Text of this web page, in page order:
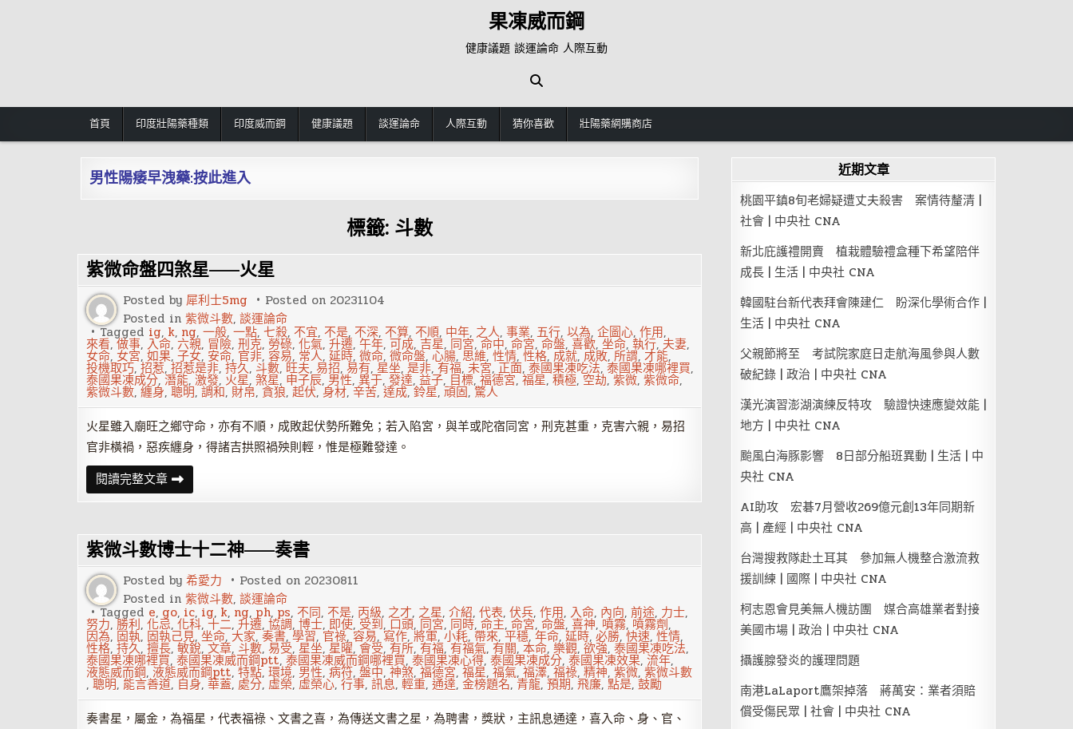
果凍威而鋼
健康議題 談運論命 人際互動
首頁 印度壯陽藥種類 印度威而鋼 健康議題 談運論命 人際互動 猜你喜歡 壯陽藥網購商店
男性陽痿早洩藥:按此進入
標籤: 斗數
紫微命盤四煞星——火星
Posted by 犀利士5mg Posted on 20231104
Posted in 紫微斗數, 談運論命
Tagged ig, k, ng, 一般, 一點, 七殺, 不宜, 不是, 不深, 不算, 不順, 中年, 之人, 事業, 五行, 以為, 企圖心, 作用,
來看,做事, 入命,六親, 冒險, 刑克, 勞碌, 化氣, 升遷, 午年, 可成, 吉星, 同宮,命中,命宮, 命盤, 喜歡, 坐命,執行,夫妻,
女命, 女宮, 如果, 子女, 安命, 官非, 容易, 常人, 延時, 微命, 微命盤,心腸,思維, 性情, 性格, 成就,成敗, 所謂,才能,
投機取巧,招惹, 招惹是非, 持久,斗數,旺夫, 易招, 易有, 星坐, 是非,有福, 未宮,正面,泰國果凍吃法,泰國果凍哪裡買,
泰國果凍成分,潛能,激發, 火星, 煞星, 申子辰,男性,異于, 發達, 益子, 目標, 福德宮,福星,積極,空劫,紫微, 紫微命,
紫微斗數,纏身,聰明,調和, 財帛,貪狼,起伏,身材,辛苦,達成,鈴星,頑固,驚人
火星雖入廟旺之鄉守命，亦有不順，成敗起伏勢所難免；若入陷宮，與羊或陀宿同宮，刑克甚重，克害六親，易招
官非橫禍，惡疾纏身，得諸吉拱照禍殃則輕，惟是極難發達。
閱讀完整文章紫
微
命
煞
星
——
火
星
紫微斗數博士十二神——奏書
Posted by 希愛力 Posted on 20230811
Posted in 紫微斗數, 談運論命
Tagged e, go, ic, ig, k, ng, ph, ps, 不同, 不是, 丙級, 之才, 之星, 介紹, 代表, 伏兵, 作用, 入命, 內向, 前途, 力士,
努力,勝利, 化忌, 化科, 十二, 升遷, 協調, 博士, 即使,受到,口頭,同宮, 同時, 命主, 命宮, 命盤,喜神,噴霧,噴霧劑,
因為, 固執, 固執己見,坐命, 大家,奏書,學習, 官祿,容易, 寫作,將軍,小耗,帶來, 平穩,年命, 延時,必勝,快速,性情,
性格, 持久, 擅長, 敏銳, 文章, 斗數,易受,星坐, 星曜,會受,有所,有福,有福氣,有關,本命, 樂觀, 欲強,泰國果凍吃法,
泰國果凍哪裡買, 泰國果凍威而鋼ptt,泰國果凍威而鋼哪裡買,泰國果凍心得,泰國果凍成分,泰國果凍效果,流年,
液態威而鋼,液態威而鋼ptt,特點, 環境,男性,病符,盤中, 神煞,福德宮,福星,福氣,福澤,福祿,精神,紫微,紫微斗數
,聰明,能言善道,自身,華蓋, 處分, 虛榮, 虛榮心,行事, 訊息,輕重,通達, 金榜題名,青龍, 預期,飛廉,點是,鼓勵
奏書星，屬金，為福星，代表福祿、文書之喜，為傳送文書之星，為聘書，獎狀，主訊息通達，喜入命、身、官、
近期文章
桃園平鎮8旬老婦疑遭丈夫殺害 案情待釐清 |
社會 | 中央社 CNA
新北庇護禮開賣 植栽體驗禮盒種下希望陪伴
成長 | 生活 | 中央社 CNA
韓國駐台新代表拜會陳建仁 盼深化學術合作 |
生活 | 中央社 CNA
父親節將至 考試院家庭日走航海風參與人數
破紀錄 | 政治 | 中央社 CNA
漢光演習澎湖演練反特攻 驗證快速應變效能 |
地方 | 中央社 CNA
颱風白海豚影響 8日部分船班異動 | 生活 | 中
央社 CNA
AI助攻 宏碁7月營收269億元創13年同期新
高 | 產經 | 中央社 CNA
台灣搜救隊赴土耳其 參加無人機整合激流救
援訓練 | 國際 | 中央社 CNA
柯志恩會見美無人機訪團 媒合高雄業者對接
美國市場 | 政治 | 中央社 CNA
攝護腺發炎的護理問題
南港LaLaport鷹架掉落 蔣萬安：業者須賠
償受傷民眾 | 社會 | 中央社 CNA